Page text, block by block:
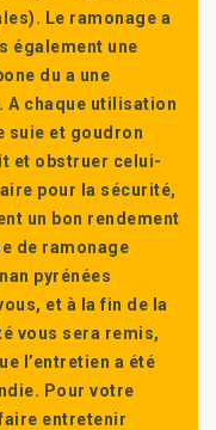
Le ramonage a
également une
du a une
A chaque utilisation
suie et goudron
et obstruer celui-
pour la sécurité,
un bon rendement
de ramonage
pyrénées
et à la fin de la
vous sera remis,
l’entretien a été
Pour votre
entretenir